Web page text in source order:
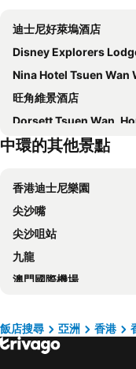
迪士尼好萊塢酒店
Disney Explorers
Nina Hotel Tsuen Wan
旺角維景酒店
Dorsett Tsuen Wan, Hong
華逸酒店
旭逸酒店‧旺角
Lodgewood by Nina Hospitality
帝景飯店
香港華大盛品酒店 (貝斯特韋斯特成
最佳盛品酒店尖沙咀 (貝斯特韋斯特成
九龍酒店
麗豪酒店
中環的其他景點
香港迪士尼樂園
尖沙嘴
尖沙咀站
九龍
澳門國際機場
葡京娛樂場
維多利亞港
飯店搜尋 亞洲 香港